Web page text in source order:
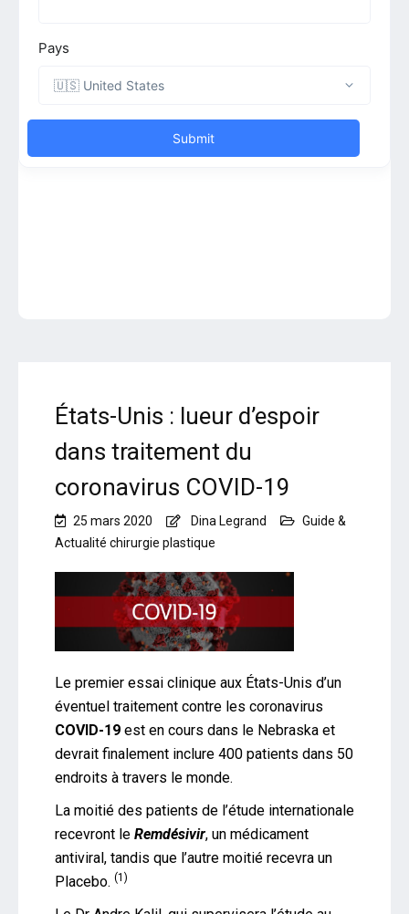
États-Unis : lueur d’espoir
dans traitement du
coronavirus COVID-19
25 mars 2020 Dina Legrand
Guide &
Actualité chirurgie plastique
Le premier essai clinique aux États-Unis d’un
éventuel traitement contre les coronavirus
COVID-19 est en cours dans le Nebraska et
devrait finalement inclure 400 patients dans 50
endroits à travers le monde.
La moitié des patients de l’étude internationale
recevront le Remdésivir, un médicament
antiviral, tandis que l’autre moitié recevra un
Placebo. (1)